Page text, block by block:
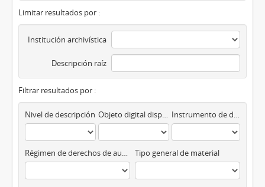
Limitar resultados por :
Institución archivística
Descripción raíz
Filtrar resultados por :
Nivel de descripción Objeto digital disponibles Instrumento de descripción
Régimen de derechos de autor Tipo general de material